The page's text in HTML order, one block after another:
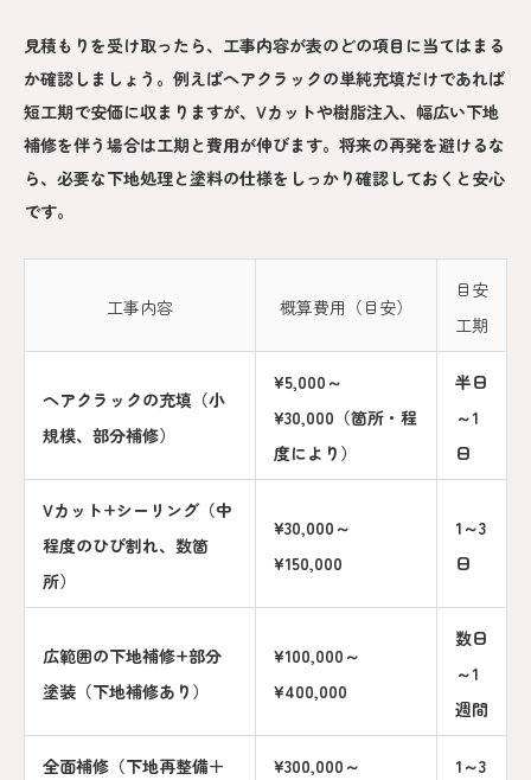
見積もりを受け取ったら、工事内容が表のどの項目に当てはまる
か確認しましょう。例えばヘアクラックの単純充填だけであれば
短工期で安価に収まりますが、Vカットや樹脂注入、幅広い下地
補修を伴う場合は工期と費用が伸びます。将来の再発を避けるな
ら、必要な下地処理と塗料の仕様をしっかり確認しておくと安心
です。
工事内容 概算費用（目安）
目安
工期
ヘアクラックの充填（小
規模、部分補修）
¥5,000～
¥30,000（箇所・程
度により）
半日
～1
日
Vカット+シーリング（中
程度のひび割れ、数箇
所）
¥30,000～
¥150,000
1～3
日
広範囲の下地補修+部分
塗装（下地補修あり）
¥100,000～
¥400,000
数日
～1
週間
全面補修（下地再整備＋
¥300,000～
1～3